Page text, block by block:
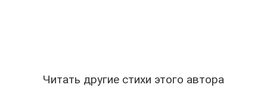
Читать другие стихи этого автора